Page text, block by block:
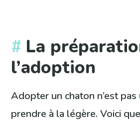
La
l’adoption
Adopter un chaton n’est pas
prendre à la légère. Voici